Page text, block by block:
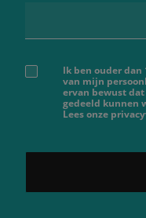
Ik ben ouder dan
van mijn
ervan bewust
gedeeld kunnen
Lees onze